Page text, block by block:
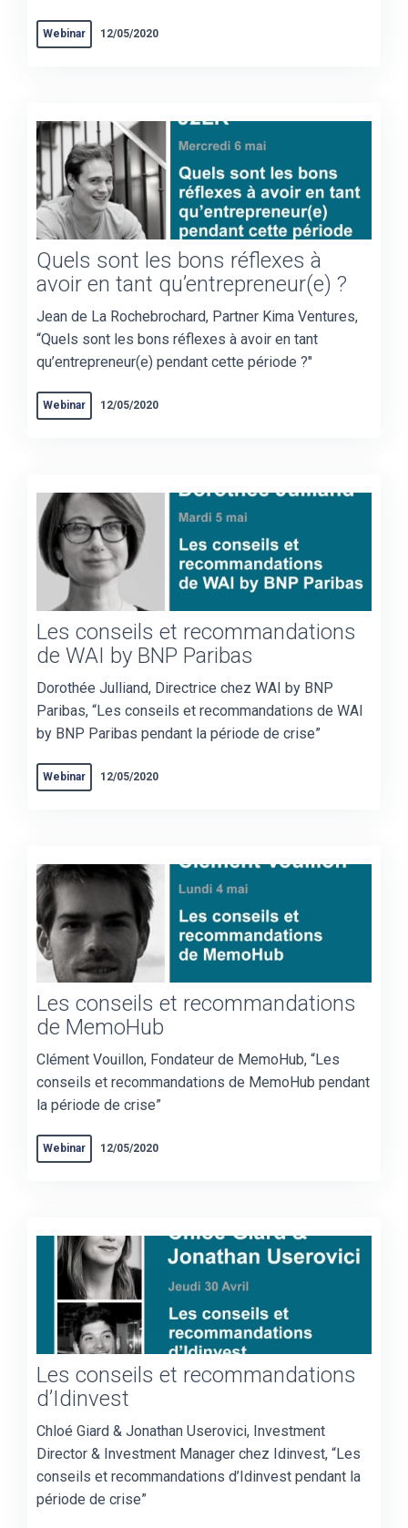
Webinar 12/05/2020
Quels sont les bons réflexes à
avoir en tant qu’entrepreneur(e) ?
Jean de La Rochebrochard, Partner Kima Ventures,
“Quels sont les bons réflexes à avoir en tant
qu’entrepreneur(e) pendant cette période ?"
Webinar 12/05/2020
Les conseils et recommandations
de WAI by BNP Paribas
Dorothée Julliand, Directrice chez WAI by BNP
Paribas, “Les conseils et recommandations de WAI
by BNP Paribas pendant la période de crise”
Webinar 12/05/2020
Les conseils et recommandations
de MemoHub
Clément Vouillon, Fondateur de MemoHub, “Les
conseils et recommandations de MemoHub pendant
la période de crise”
Webinar 12/05/2020
Les conseils et recommandations
d’Idinvest
Chloé Giard & Jonathan Userovici, Investment
Director & Investment Manager chez Idinvest, “Les
conseils et recommandations d’Idinvest pendant la
période de crise”